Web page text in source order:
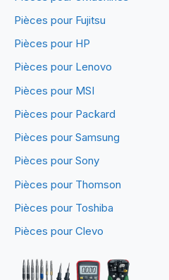
Pièces pour Fujitsu
Pièces pour HP
Pièces pour Lenovo
Pièces pour MSI
Pièces pour Packard
Pièces pour Samsung
Pièces pour Sony
Pièces pour Thomson
Pièces pour Toshiba
Pièces pour Clevo